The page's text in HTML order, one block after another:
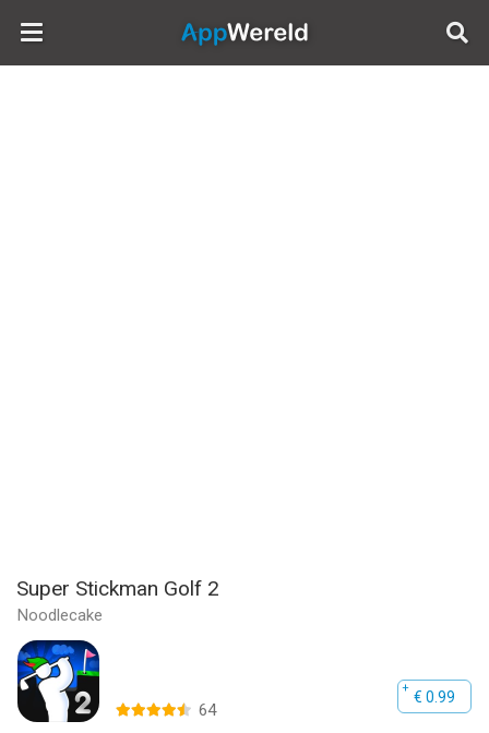
AppWereld
Super Stickman Golf 2
Noodlecake
€ 0.99
64